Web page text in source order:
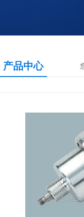
产品中心